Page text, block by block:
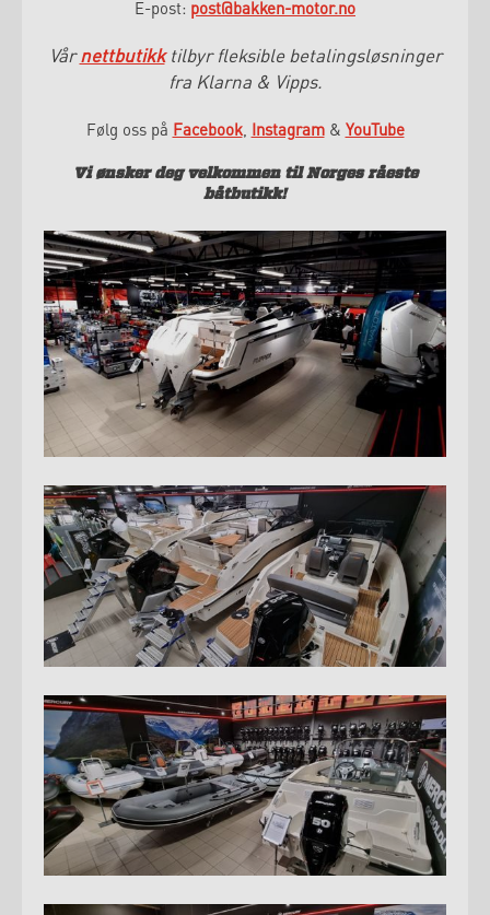
E-post: post@bakken-motor.no
Vårnettbutikktilbyr fleksible betalingsløsninger
fra Klarna & Vipps.
Følg oss på Facebook, Instagram& YouTube
Vi ønsker deg velkommen til Norges råeste
båtbutikk!